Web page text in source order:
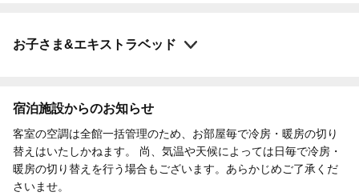
お子さま&エキストラベッド
宿泊施設からのお知らせ
客室の空調は全館一括管理のため、お部屋毎で冷房・暖房の切り
替えはいたしかねます。 尚、気温や天候によっては日毎で冷房・
暖房の切り替えを行う場合もございます。あらかじめご了承くだ
さいませ。